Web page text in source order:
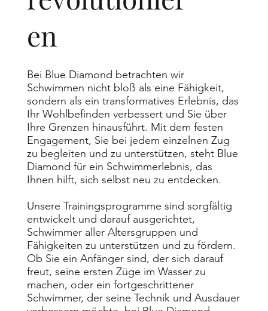
Anfänger,
sowie
Leistungsschwim
mer & Profis
-Delphintechnik,
Brust- &
Kraultechnik und
Ausdauerleistung
Jetzte Anfragen
en
Bei Blue Diamond betrachten wir
Schwimmen nicht bloß als eine Fähigkeit,
sondern als ein transformatives Erlebnis, das
Ihr Wohlbefinden verbessert und Sie über
Ihre Grenzen hinausführt. Mit dem festen
Engagement, Sie bei jedem einzelnen Zug
zu begleiten und zu unterstützen, steht Blue
Diamond für ein Schwimmerlebnis, das
Ihnen hilft, sich selbst neu zu entdecken.
Unsere Trainingsprogramme sind sorgfältig
entwickelt und darauf ausgerichtet,
Schwimmer aller Altersgruppen und
Fähigkeiten zu unterstützen und zu fördern.
Ob Sie ein Anfänger sind, der sich darauf
freut, seine ersten Züge im Wasser zu
machen, oder ein fortgeschrittener
Schwimmer, der seine Technik und Ausdauer